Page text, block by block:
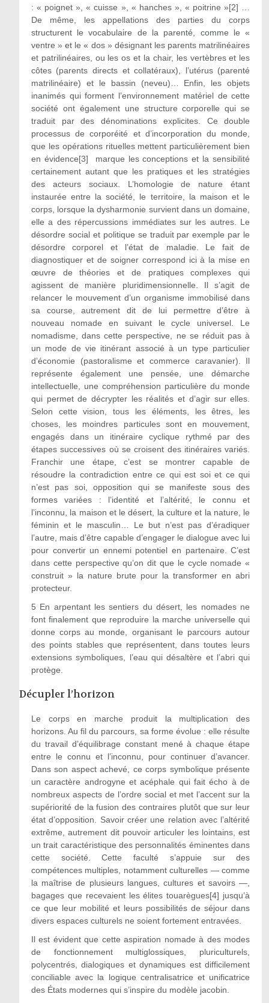
: « poignet », « cuisse », « hanches », « poitrine »[2] …
De même, les appellations des parties du corps
structurent le vocabulaire de la parenté, comme le «
ventre » et le « dos » désignant les parents matrilinéaires
et patrilinéaires, ou les os et la chair, les vertèbres et les
côtes (parents directs et collatéraux), l’utérus (parenté
matrilinéaire) et le bassin (neveu)… Enfin, les objets
inanimés qui forment l’environnement matériel de cette
société ont également une structure corporelle qui se
traduit par des dénominations explicites. Ce double
processus de corporéité et d’incorporation du monde,
que les opérations rituelles mettent particulièrement bien
en évidence[3] marque les conceptions et la sensibilité
certainement autant que les pratiques et les stratégies
des acteurs sociaux. L’homologie de nature étant
instaurée entre la société, le territoire, la maison et le
corps, lorsque la dysharmonie survient dans un domaine,
elle a des répercussions immédiates sur les autres. Le
désordre social et politique se traduit par exemple par le
désordre corporel et l’état de maladie. Le fait de
diagnostiquer et de soigner correspond ici à la mise en
œuvre de théories et de pratiques complexes qui
agissent de manière pluridimensionnelle. Il s’agit de
relancer le mouvement d’un organisme immobilisé dans
sa course, autrement dit de lui permettre d’être à
nouveau nomade en suivant le cycle universel. Le
nomadisme, dans cette perspective, ne se réduit pas à
un mode de vie itinérant associé à un type particulier
d’économie (pastoralisme et commerce caravanier). Il
représente également une pensée, une démarche
intellectuelle, une compréhension particulière du monde
qui permet de décrypter les réalités et d’agir sur elles.
Selon cette vision, tous les éléments, les êtres, les
choses, les moindres particules sont en mouvement,
engagés dans un itinéraire cyclique rythmé par des
étapes successives où se croisent des itinéraires variés.
Franchir une étape, c’est se montrer capable de
résoudre la contradiction entre ce qui est soi et ce qui
n’est pas soi, opposition qui se manifeste sous des
formes variées : l’identité et l’altérité, le connu et
l’inconnu, la maison et le désert, la culture et la nature, le
féminin et le masculin… Le but n’est pas d’éradiquer
l’autre, mais d’être capable d’engager le dialogue avec lui
pour convertir un ennemi potentiel en partenaire. C’est
dans cette perspective qu’on dit que le cycle nomade «
construit » la nature brute pour la transformer en abri
protecteur.
5 En arpentant les sentiers du désert, les nomades ne
font finalement que reproduire la marche universelle qui
donne corps au monde, organisant le parcours autour
des points stables que représentent, dans toutes leurs
extensions symboliques, l’eau qui désaltère et l’abri qui
protège.
Décupler l’horizon
Le corps en marche produit la multiplication des
horizons. Au fil du parcours, sa forme évolue : elle résulte
du travail d’équilibrage constant mené à chaque étape
entre le connu et l’inconnu, pour continuer d’avancer.
Dans son aspect achevé, ce corps symbolique présente
un caractère androgyne et acéphale qui fait écho à de
nombreux aspects de l’ordre social et met l’accent sur la
supériorité de la fusion des contraires plutôt que sur leur
état d’opposition. Savoir créer une relation avec l’altérité
extrême, autrement dit pouvoir articuler les lointains, est
un trait caractéristique des personnalités éminentes dans
cette société. Cette faculté s’appuie sur des
compétences multiples, notamment culturelles — comme
la maîtrise de plusieurs langues, cultures et savoirs —,
bagages que recevaient les élites touarègues[4] jusqu’à
ce que leur mobilité et leurs possibilités de séjour dans
divers espaces culturels ne soient fortement entravées.
Il est évident que cette aspiration nomade à des modes
de fonctionnement multiglossiques, pluriculturels,
polycentrés, dialogiques et dynamiques est difficilement
conciliable avec la logique centralisatrice et unificatrice
des États modernes qui s’inspire du modèle jacobin.